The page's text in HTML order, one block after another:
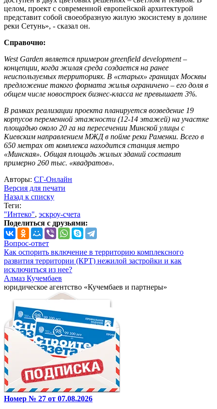
целом, проект с современной европейской архитектурой
представит собой своеобразную жилую экосистему в долине
реки Сетунь», - сказал он.
Справочно:
West Garden является примером greenfield development –
концепции, когда жилая среда создается на ранее
неиспользуемых территориях. В «старых» границах Москвы
предложение такого формата жилья ограничено – его доля в
общем числе новостроек бизнес-класса не превышает 3%.
В рамках реализации проекта планируется возведение 19
корпусов переменной этажности (12-14 этажей) на участке
площадью около 20 га на пересечении Минской улицы с
Киевским направлением МЖД в пойме реки Раменки. Всего в
650 метрах от комплекса находится станция метро
«Минская». Общая площадь жилых зданий составит
примерно 260 тыс. «квадратов».
Авторы: СГ-Онлайн
Версия для печати
Назад к списку
Теги:
"Интеко", эскроу-счета
Поделиться с друзьями:
Вопрос-ответ
Как оспорить включение в территорию комплексного
развития территории (КРТ) нежилой застройки и как
исключиться из нее?
Алмаз Кучембаев
юридическое агентство «Кучембаев и партнеры»
Номер № 27 от 07.08.2026